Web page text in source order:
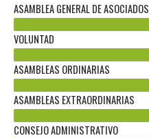
ASAMBLEA GENERAL DE ASOCIADOS
VOLUNTAD
ASAMBLEAS ORDINARIAS
ASAMBLEAS EXTRAORDINARIAS
CONSEJO ADMINISTRATIVO